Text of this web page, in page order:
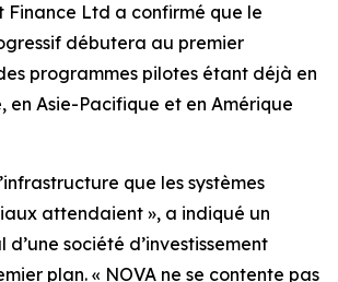
Finance Ltd a confirmé que le
débutera au premier
programmes pilotes étant déjà en
en Asie-Pacifique et en Amérique
que les systèmes
attendaient », a indiqué un
d’une société d’investissement
plan. « NOVA ne se contente pas